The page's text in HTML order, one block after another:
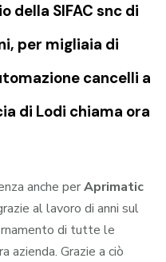
della SIFAC snc di
per migliaia di
cancelli a
di Lodi chiama ora
anche perAprimatic
al lavoro di anni sul
di tutte le
azienda. Grazie a ciò